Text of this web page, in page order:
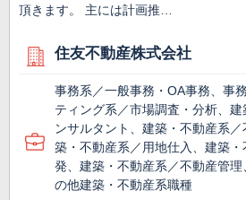
頂きます。 主には計画推…
住友不動産株式会社
事務系／一般事務・OA事務、事
ティング系／市場調査・分析、
ンサルタント、建築・不動産系
築・不動産系／用地仕入、建築
発、建築・不動産系／不動産管
の他建築・不動産系職種